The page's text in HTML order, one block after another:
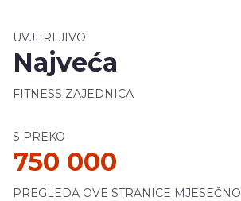
UVJERLJIVO
Najveća
FITNESS ZAJEDNICA
S PREKO
750 000
PREGLEDA OVE STRANICE MJESEČNO